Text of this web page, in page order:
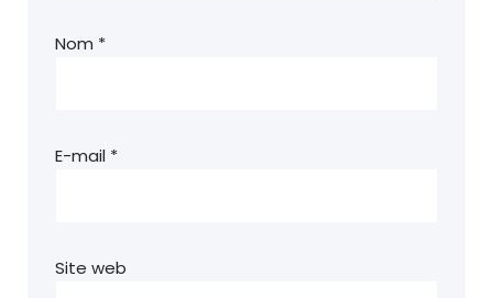
Nom *
E-mail *
Site web